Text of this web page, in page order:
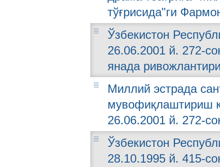
тўғрисида"ги
Ўзбекистон
26.06.2001 й. 272-
янада
Миллий эстрада
мувофиқлаштириш
26.06.2001 й. 272-
Ўзбекистон
28.10.1995 й. 415-